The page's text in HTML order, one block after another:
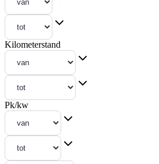
Kilometerstand
Pk/kw